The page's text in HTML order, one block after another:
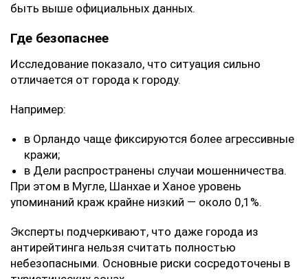
быть выше официальных данных.
Где безопаснее
Исследование показало, что ситуация сильно
отличается от города к городу.
Например:
в Орландо чаще фиксируются более агрессивные
кражи;
в Дели распространены случаи мошенничества.
При этом в Мугле, Шанхае и Ханое уровень
упоминаний краж крайне низкий — около 0,1%.
Эксперты подчеркивают, что даже города из
антирейтинга нельзя считать полностью
небезопасными. Основные риски сосредоточены в